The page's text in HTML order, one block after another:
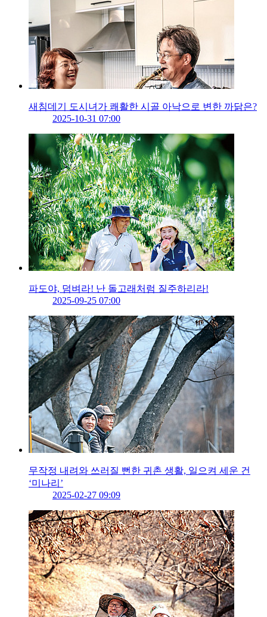
새침데기 도시녀가 쾌활한 시골 아낙으로 변한 까닭은?
2025-10-31 07:00
파도야, 덤벼라! 난 돌고래처럼 질주하리라!
2025-09-25 07:00
무작정 내려와 쓰러질 뻔한 귀촌 생활, 일으켜 세운 건
‘미나리’
2025-02-27 09:09